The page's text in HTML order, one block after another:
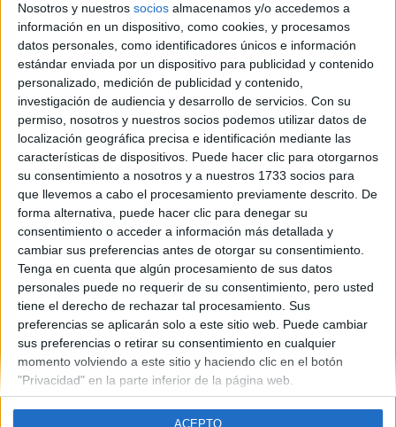
Nosotros y nuestros socios almacenamos y/o accedemos a
información en un dispositivo, como cookies, y procesamos
datos personales, como identificadores únicos e información
estándar enviada por un dispositivo para publicidad y contenido
personalizado, medición de publicidad y contenido,
investigación de audiencia y desarrollo de servicios. Con su
permiso, nosotros y nuestros socios podemos utilizar datos de
localización geográfica precisa e identificación mediante las
características de dispositivos. Puede hacer clic para otorgarnos
su consentimiento a nosotros y a nuestros 1733 socios para
que llevemos a cabo el procesamiento previamente descrito. De
forma alternativa, puede hacer clic para denegar su
consentimiento o acceder a información más detallada y
cambiar sus preferencias antes de otorgar su consentimiento.
Tenga en cuenta que algún procesamiento de sus datos
personales puede no requerir de su consentimiento, pero usted
tiene el derecho de rechazar tal procesamiento. Sus
preferencias se aplicarán solo a este sitio web. Puede cambiar
sus preferencias o retirar su consentimiento en cualquier
momento volviendo a este sitio y haciendo clic en el botón
"Privacidad" en la parte inferior de la página web.
ACEPTO
Comunidad:
Madrid
Año del examen:
2013
Mes de examen:
Septiembre
Asignatura:
Filosofía
Fichero Examen:
examen-selectividad-filosofia-madrid-2013-septiembre.pdf
Quiénes somos| Contactar| Anúnciate
Aviso legal|Politica de privacidad|Condiciones generales
de cookies
© 2003-2026Compás Mediterráneo S.L.- Diego de León 47 - 28006
Madrid [ESPAÑA] - Tel. +34 91 593 2767